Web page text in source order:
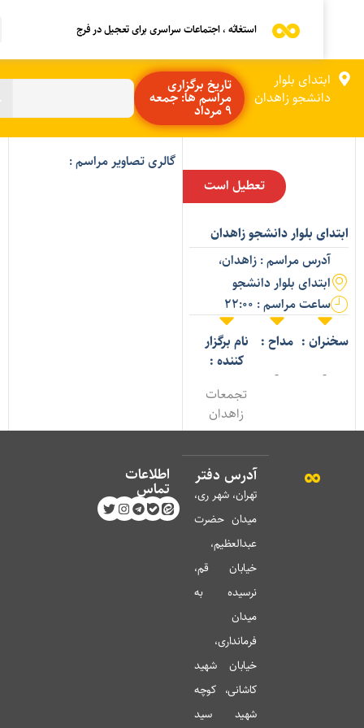
استغاثه ، اجتماعات سراسری برای تعجیل در فرج
ابتدای بلوار
دانشجو زاهدان
تاریخ برگزاری
مراسم ها: جمعه
9 مرداد
تعطیل است
بلوار دانشجو زاهدان
آدرس مراسم : زاهدان،
ابتدای بلوار دانشجو
ساعت مراسم : 22:00
: مداح : نام برگزار
کننده :
تجمعات
زاهدان
گالری تصاویر مراسم :
آدرس دفتر
تهران، شهر ری،
میدان حضرت
عبدالعظیم،
خیابان قم،
نرسیده به
میدان
فرمانداری،
خیابان شهید
کاشانی، کوچه
شهید سید
اطلاعات
تماس